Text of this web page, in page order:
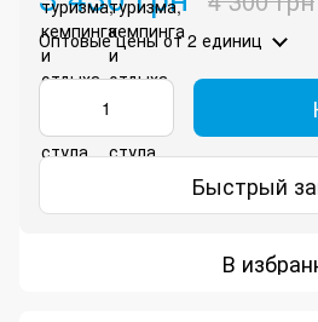
Оптовые ценыот 2 единиц
Быстрый
В